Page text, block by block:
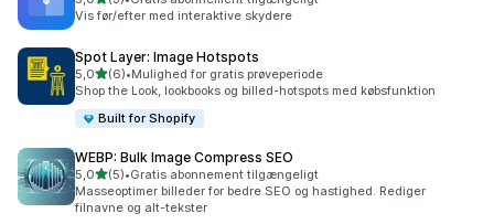
3 anmeldelser i alt
Vis før/efter med interaktive skydere
Spot Layer: Image Hotspots
5,0ud af 5 stjerner
(6)
6 anmeldelser i alt
•Mulighed for gratis prøveperiode
Shop the Look, lookbooks og billed-hotspots med købsfunktion
Built for Shopify
WEBP: Bulk Image Compress SEO
5,0ud af 5 stjerner
(5)
5 anmeldelser i alt
•Gratis abonnement tilgængeligt
Masseoptimer billeder for bedre SEO og hastighed. Rediger
filnavne og alt-tekster